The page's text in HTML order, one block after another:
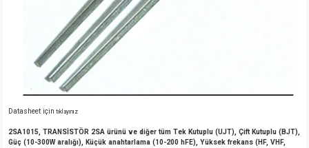
Datasheet için tıklayınız
2SA1015, TRANSİSTÖR 2SA ürünü ve diğer tüm Tek Kutuplu (UJT), Çift Kutuplu (BJT),
Güç (10-300W aralığı), Küçük anahtarlama (10-200 hFE), Yüksek frekans (HF, VHF,